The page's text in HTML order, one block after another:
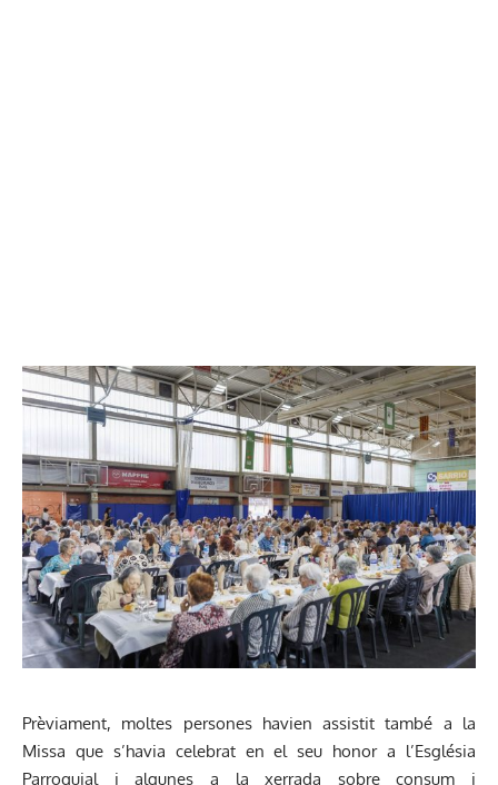
Prèviament, moltes persones havien assistit també a la
Missa que s’havia celebrat en el seu honor a l’Església
Parroquial i algunes a la xerrada sobre consum i